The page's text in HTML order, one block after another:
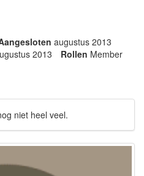
augustus 2013
2013 Rollen Member
niet heel veel.